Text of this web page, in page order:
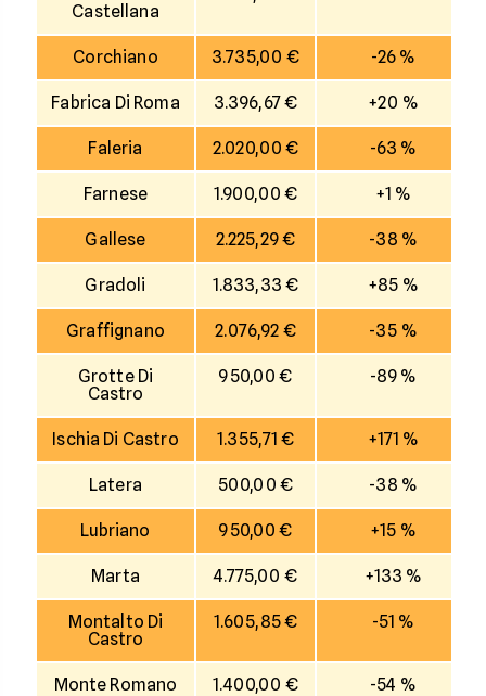
Castellana
Corchiano 3.735,00 € -26 %
Fabrica Di Roma 3.396,67 € +20 %
Faleria 2.020,00 € -63 %
Farnese 1.900,00 € +1 %
Gallese 2.225,29 € -38 %
Gradoli 1.833,33 € +85 %
Graffignano 2.076,92 € -35 %
Grotte Di
Castro
950,00 € -89 %
Ischia Di Castro 1.355,71 € +171 %
Latera 500,00 € -38 %
Lubriano 950,00 € +15 %
Marta 4.775,00 € +133 %
Montalto Di
Castro
1.605,85 € -51 %
Monte Romano 1.400,00 € -54 %